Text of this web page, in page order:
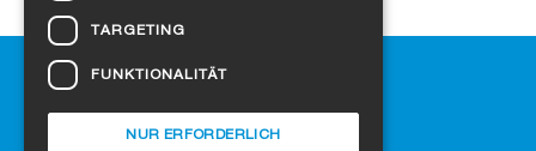
Hilfe
SIGA-Fachhändler finden
DANISH
TARGETING
FUNKTIONALITÄT
NUR ERFORDERLICH